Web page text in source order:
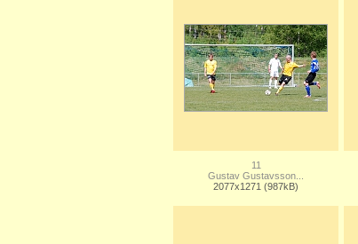
11
Gustav Gustavsson...
2077x1271 (987kB)